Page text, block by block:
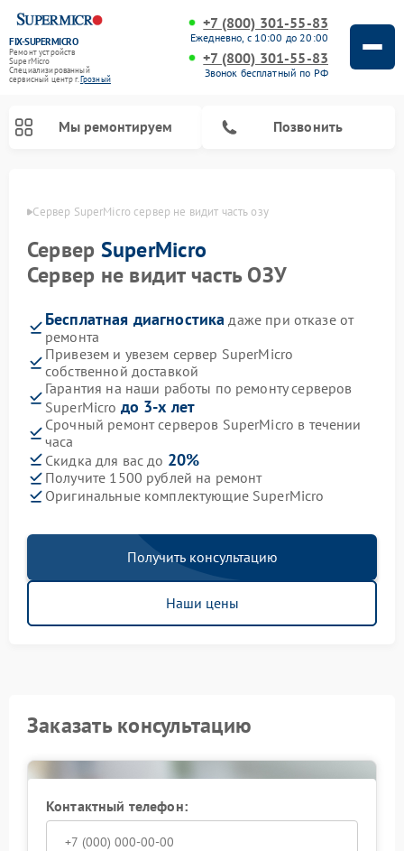
FIX-SUPERMICRO
Ремонт устройств
SuperMicro
Специализированный
cервисный центр г.Грозный
+7 (800) 301-55-83
Ежедневно, с 10:00 до 20:00
+7 (800) 301-55-83
Звонок бесплатный по РФ
Мы ремонтируем Позвонить
Сервер SuperMicro сервер не видит часть озу
Сервер SuperMicro
Сервер не видит часть ОЗУ
Бесплатная диагностика даже при отказе от
ремонта
Привезем и увезем сервер SuperMicro
собственной доставкой
Гарантия на наши работы по ремонту серверов
SuperMicro до 3-х лет
Срочный ремонт серверов SuperMicro в течении
часа
Скидка для вас до 20%
Получите 1500 рублей на ремонт
Оригинальные комплектующие SuperMicro
Получить консультацию
Наши цены
Заказать консультацию
Контактный телефон: